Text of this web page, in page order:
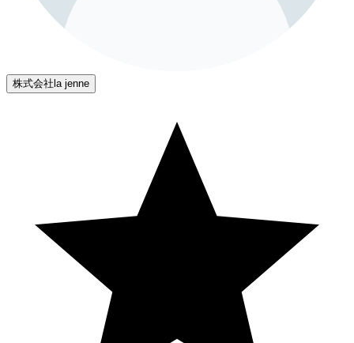
株式会社la jenne